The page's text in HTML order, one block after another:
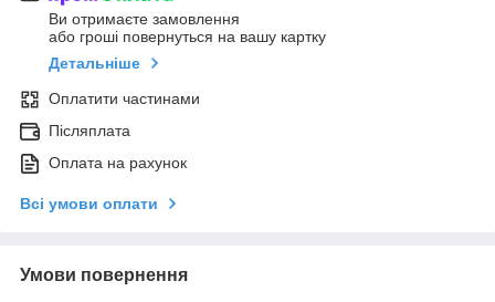
Ви отримаєте замовлення
або гроші повернуться на вашу картку
Детальніше
Оплатити частинами
Післяплата
Оплата на рахунок
Всі умови оплати
Умови повернення